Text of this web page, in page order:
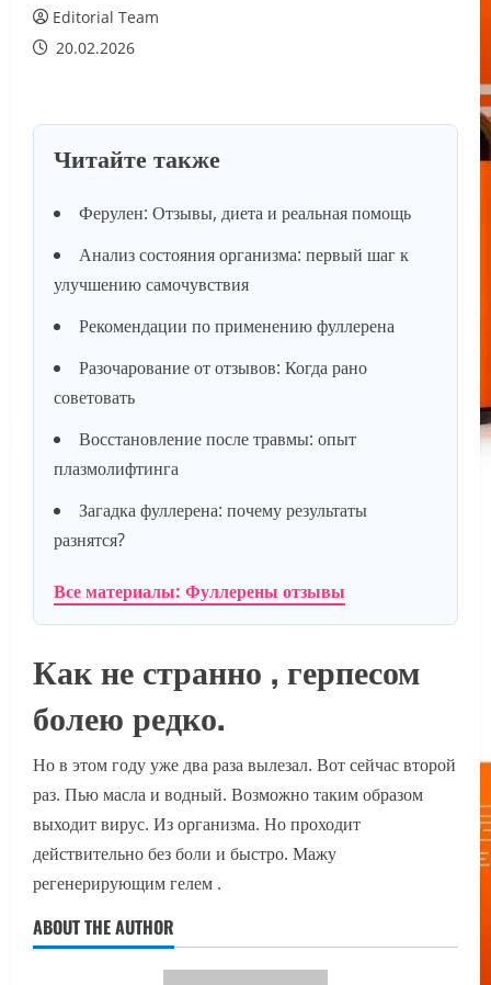
Editorial Team
20.02.2026
Читайте также
Ферулен: Отзывы, диета и реальная помощь
Анализ состояния организма: первый шаг к
улучшению самочувствия
Рекомендации по применению фуллерена
Разочарование от отзывов: Когда рано
советовать
Восстановление после травмы: опыт
плазмолифтинга
Загадка фуллерена: почему результаты
разнятся?
Все материалы: Фуллерены отзывы
Как не странно , герпесом
болею редко.
Но в этом году уже два раза вылезал. Вот сейчас второй
раз. Пью масла и водный. Возможно таким образом
выходит вирус. Из организма. Но проходит
действительно без боли и быстро. Мажу
регенерирующим гелем .
ABOUT THE AUTHOR